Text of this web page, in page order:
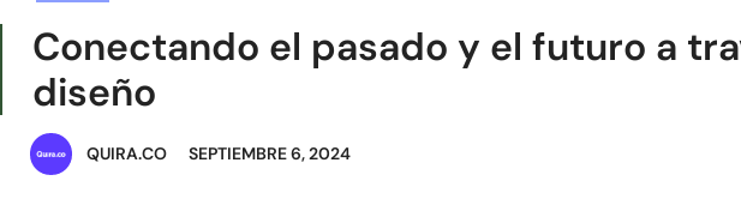
Conectando el pasado y el futuro a
diseño
QUIRA.CO SEPTIEMBRE 6, 2024